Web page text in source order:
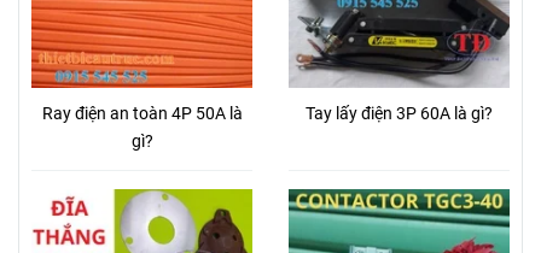
Ray điện an toàn 4P 50A là
gì?
Tay lấy điện 3P 60A là gì?